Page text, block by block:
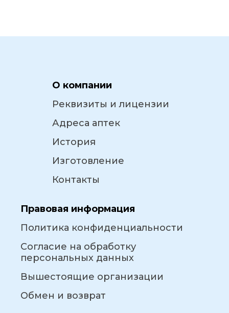
О компании
Реквизиты и лицензии
Адреса аптек
История
Изготовление
Контакты
Правовая информация
Политика конфиденциальности
Согласие на обработку
персональных данных
Вышестоящие организации
Обмен и возврат